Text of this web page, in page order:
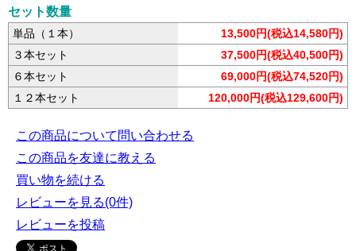
セット数量
単品（１本）
13,500円(税込14,580円)
３本セット
37,500円(税込40,500円)
６本セット
69,000円(税込74,520円)
１２本セット
120,000円(税込129,600円)
この商品について問い合わせる
この商品を友達に教える
買い物を続ける
レビューを見る(0件)
レビューを投稿